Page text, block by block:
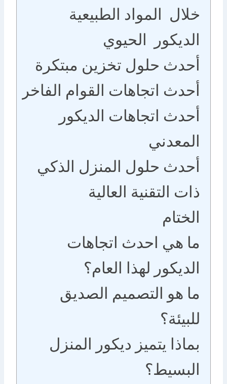
خلال المواد الطبيعية
الديكور الحيوي
أحدث حلول تخزين مبتكرة
أحدث اتجاهات القوام الفاخر
أحدث اتجاهات الديكور
المعدني
أحدث حلول المنزل الذكي
ذات التقنية العالية
الختام
ما هي احدث اتجاهات
الديكور لهذا العام؟
ما هو التصميم الصديق
للبيئة؟
بماذا يتميز ديكور المنزل
البسيط؟